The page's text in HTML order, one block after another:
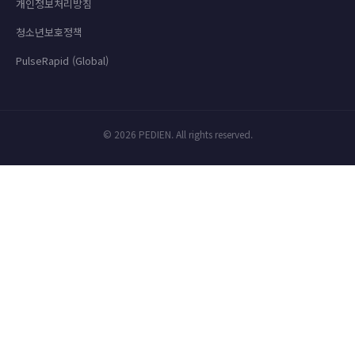
개인정보처리방침
청소년보호정책
PulseRapid (Global)
© 2026 PEDIEN. All rights reserved.